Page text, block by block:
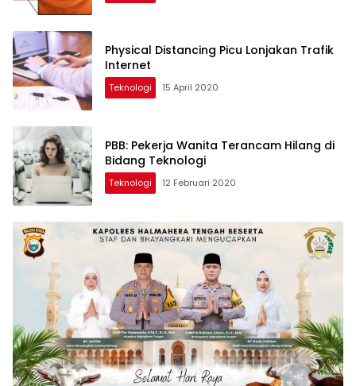
Physical Distancing Picu Lonjakan Trafik
Internet
Teknologi 15 April 2020
PBB: Pekerja Wanita Terancam Hilang di
Bidang Teknologi
Teknologi 12 Februari 2020